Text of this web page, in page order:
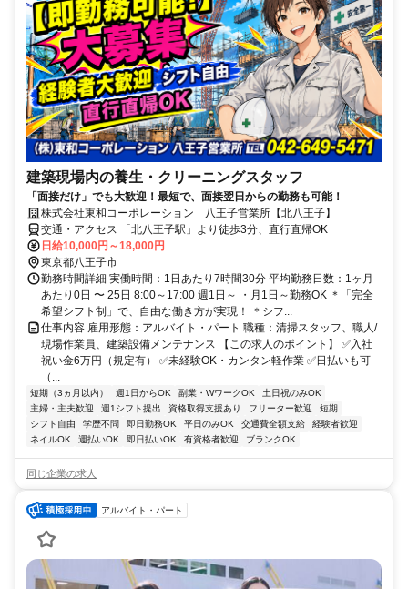
建築現場内の養生・クリーニングスタッフ
「面接だけ」でも大歓迎！最短で、面接翌日からの勤務も可能！
株式会社東和コーポレーション 八王子営業所【北八王子】
交通・アクセス 「北八王子駅」より徒歩3分、直行直帰OK
日給10,000円～18,000円
東京都八王子市
勤務時間詳細 実働時間：1日あたり7時間30分 平均勤務日数：1ヶ月
あたり0日 〜 25日 8:00～17:00 週1日～ ・月1日～勤務OK ＊「完全
希望シフト制」で、自由な働き方が実現！ ＊シフ...
仕事内容 雇用形態：アルバイト・パート 職種：清掃スタッフ、職人/
現場作業員、建築設備メンテナンス 【この求人のポイント】 ✅入社
祝い金6万円（規定有） ✅未経験OK・カンタン軽作業 ✅日払いも可
（...
短期（3ヵ月以内） 週1日からOK 副業・WワークOK
土日祝のみOK
主婦・主夫歓迎
週1シフト提出 資格取得支援あり フリーター歓迎
短期
シフト自由
学歴不問 即日勤務OK 平日のみOK 交通費全額支給
経験者歓迎
ネイルOK
週払いOK 即日払いOK 有資格者歓迎 ブランクOK
同じ企業の求人
アルバイト・パート